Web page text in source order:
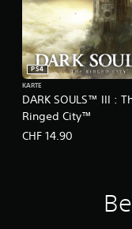
DARK SOULS™ III :
Ringed City™
PS4
KARTE
CHF 14.90